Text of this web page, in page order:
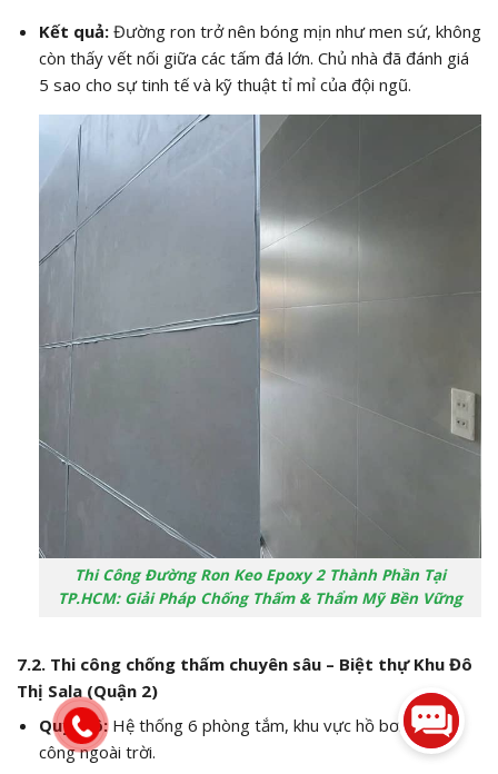
Kết quả:Đường ron trở nên bóng mịn như men sứ, không
còn thấy vết nối giữa các tấm đá lớn. Chủ nhà đã đánh giá
5 sao cho sự tinh tế và kỹ thuật tỉ mỉ của đội ngũ.
Thi Công Đường Ron Keo Epoxy 2 Thành Phần Tại
TP.HCM: Giải Pháp Chống Thấm & Thẩm Mỹ Bền Vững
7.2. Thi công chống thấm chuyên sâu – Biệt thự Khu Đô
Thị Sala (Quận 2)
Quy mô:Hệ thống 6 phòng tắm, khu vực hồ bơi và ban
công ngoài trời.